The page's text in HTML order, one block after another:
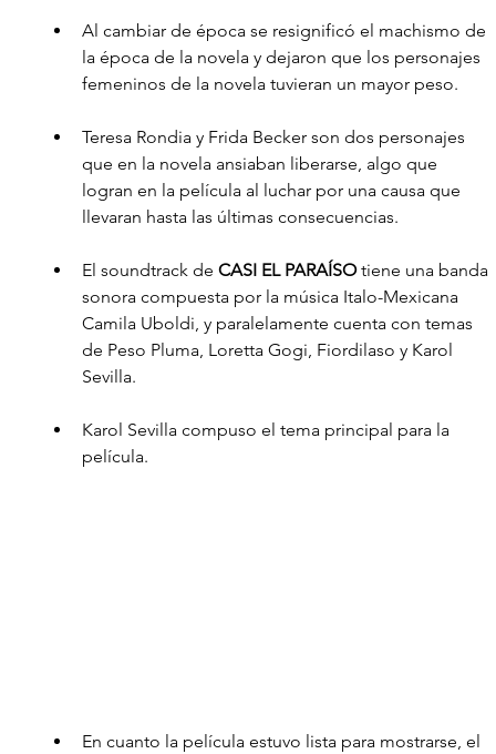
Al cambiar de época se resignificó el machismo de
la época de la novela y dejaron que los personajes
femeninos de la novela tuvieran un mayor peso.
Teresa Rondia y Frida Becker son dos personajes
que en la novela ansiaban liberarse, algo que
logran en la película al luchar por una causa que
llevaran hasta las últimas consecuencias.
El soundtrack de CASI EL PARAÍSO tiene una banda
sonora compuesta por la música Italo-Mexicana
Camila Uboldi, y paralelamente cuenta con temas
de Peso Pluma, Loretta Gogi, Fiordilaso y Karol
Sevilla.
Karol Sevilla compuso el tema principal para la
película.
En cuanto la película estuvo lista para mostrarse, el